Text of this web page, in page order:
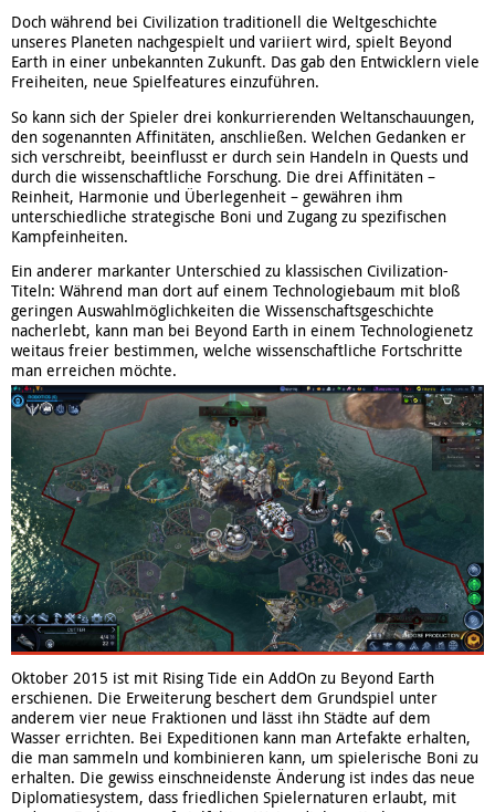
Doch während bei Civilization traditionell die Weltgeschichte
unseres Planeten nachgespielt und variiert wird, spielt Beyond
Earth in einer unbekannten Zukunft. Das gab den Entwicklern viele
Freiheiten, neue Spielfeatures einzuführen.
So kann sich der Spieler drei konkurrierenden Weltanschauungen,
den sogenannten Affinitäten, anschließen. Welchen Gedanken er
sich verschreibt, beeinflusst er durch sein Handeln in Quests und
durch die wissenschaftliche Forschung. Die drei Affinitäten –
Reinheit, Harmonie und Überlegenheit – gewähren ihm
unterschiedliche strategische Boni und Zugang zu spezifischen
Kampfeinheiten.
Ein anderer markanter Unterschied zu klassischen Civilization-
Titeln: Während man dort auf einem Technologiebaum mit bloß
geringen Auswahlmöglichkeiten die Wissenschaftsgeschichte
nacherlebt, kann man bei Beyond Earth in einem Technologienetz
weitaus freier bestimmen, welche wissenschaftliche Fortschritte
man erreichen möchte.
Oktober 2015 ist mit Rising Tide ein AddOn zu Beyond Earth
erschienen. Die Erweiterung beschert dem Grundspiel unter
anderem vier neue Fraktionen und lässt ihn Städte auf dem
Wasser errichten. Bei Expeditionen kann man Artefakte erhalten,
die man sammeln und kombinieren kann, um spielerische Boni zu
erhalten. Die gewiss einschneidenste Änderung ist indes das neue
Diplomatiesystem, dass friedlichen Spielernaturen erlaubt, mit